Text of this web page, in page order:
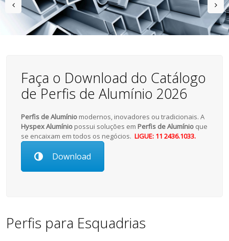
Faça o Download do Catálogo
de Perfis de Alumínio 2026
Perfis de Alumínio modernos, inovadores ou tradicionais. A
Hyspex Alumínio possui soluções em Perfis de Alumínio que
se encaixam em todos os negócios.LIGUE: 11 2436.1033.
Download
Perfis para Esquadrias